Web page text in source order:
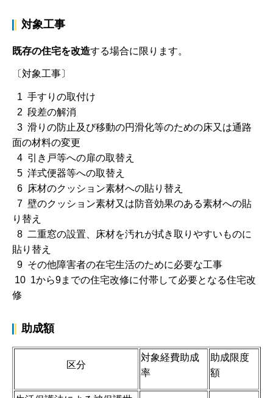
対象工事
既存の住宅を改造する場合に限ります。
〔対象工事〕
1 手すりの取付け
2 段差の解消
3 滑りの防止及び移動の円滑化等のための床又は通路
面の材料の変更
4 引き戸等への扉の取替え
5 洋式便器等への取替え
6 床材のクッション素材への貼り替え
7 壁のクッション素材又は防音効果のある素材への貼
り替え
8 二重窓の設置、床材を汚れが拭き取りやすいものに
貼り替え
9 その他障害者の在宅生活のために必要な工事
10 1から9までの住宅改修に付帯して必要となる住宅改
修
助成額
区分
対象経費助成
率
助成限度
額